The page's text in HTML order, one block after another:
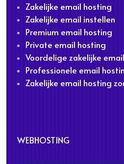
Zakelijke email hosting
Zakelijke email instellen
Premium email hosting
Private email hosting
Voordelige zakelijke email
Professionele email
Zakelijke email hosting
WEBHOSTING